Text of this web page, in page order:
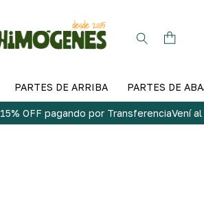
PARTES DE ARRIBA PARTES DE
15% OFF pagando por TransferenciaVení